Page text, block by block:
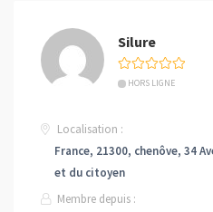
Silure
HORS LIGNE
Localisation :
France, 21300, chenôve, 34
et du citoyen
Membre depuis :